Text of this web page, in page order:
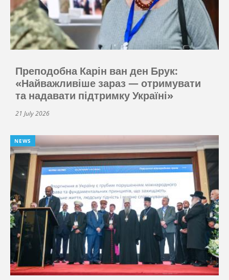
Преподобна Карін ван ден Брук:
«Найважливіше зараз — отримувати
та надавати підтримку Україні»
21 July 2026
NEWS